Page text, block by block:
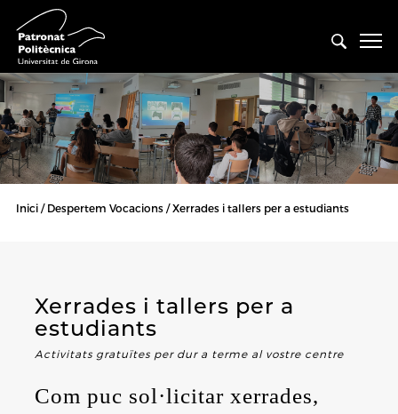
Inici Despertem Vocacions Xerrades i tallers per a estudiants
Xerrades i tallers per a
estudiants
Activitats gratuïtes per dur a terme al vostre centre
Com puc sol·licitar xerrades,